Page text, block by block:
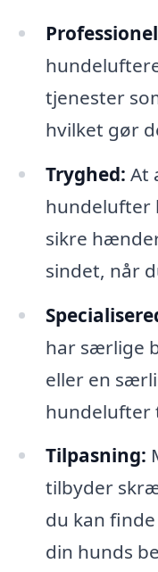
tjenester
hvilket gør
Tryghed: At
hundelufter
sikre
sindet, når
har særlige
eller en
hundelufter
Tilpasning:
tilbyder
du kan
din hunds